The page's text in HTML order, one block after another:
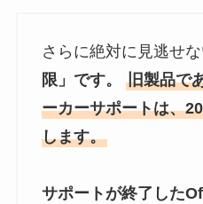
さらに絶対に見逃せ
限」です。 旧製品で
ーカーサポートは、
します。
サポートが終了した